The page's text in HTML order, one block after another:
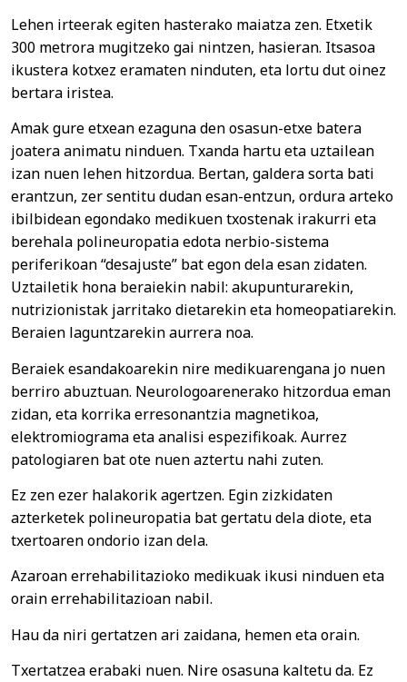
Lehen irteerak egiten hasterako maiatza zen. Etxetik
300 metrora mugitzeko gai nintzen, hasieran. Itsasoa
ikustera kotxez eramaten ninduten, eta lortu dut oinez
bertara iristea.
Amak gure etxean ezaguna den osasun-etxe batera
joatera animatu ninduen. Txanda hartu eta uztailean
izan nuen lehen hitzordua. Bertan, galdera sorta bati
erantzun, zer sentitu dudan esan-entzun, ordura arteko
ibilbidean egondako medikuen txostenak irakurri eta
berehala polineuropatia edota nerbio-sistema
periferikoan “desajuste” bat egon dela esan zidaten.
Uztailetik hona beraiekin nabil: akupunturarekin,
nutrizionistak jarritako dietarekin eta homeopatiarekin.
Beraien laguntzarekin aurrera noa.
Beraiek esandakoarekin nire medikuarengana jo nuen
berriro abuztuan. Neurologoarenerako hitzordua eman
zidan, eta korrika erresonantzia magnetikoa,
elektromiograma eta analisi espezifikoak. Aurrez
patologiaren bat ote nuen aztertu nahi zuten.
Ez zen ezer halakorik agertzen. Egin zizkidaten
azterketek polineuropatia bat gertatu dela diote, eta
txertoaren ondorio izan dela.
Azaroan errehabilitazioko medikuak ikusi ninduen eta
orain errehabilitazioan nabil.
Hau da niri gertatzen ari zaidana, hemen eta orain.
Txertatzea erabaki nuen. Nire osasuna kaltetu da. Ez